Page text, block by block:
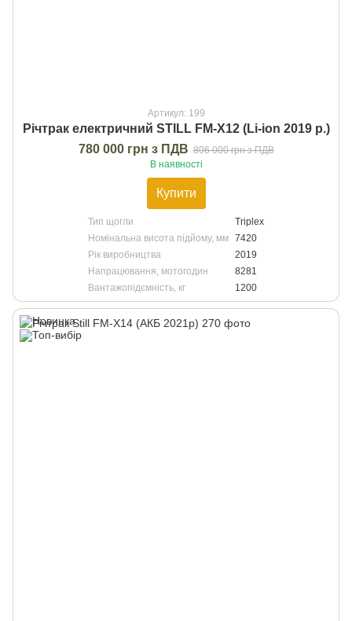
Артикул: 199
Річтрак електричний STILL FM-X12 (Li-ion 2019 р.)
780 000 грн з ПДВ 806 000 грн з ПДВ
В наявності
Купити
Тип щогли
Triplex
Номінальна висота підйому, мм 7420
Рік виробництва
2019
Напрацювання, мотогодин
8281
Вантажопідємність, кг
1200